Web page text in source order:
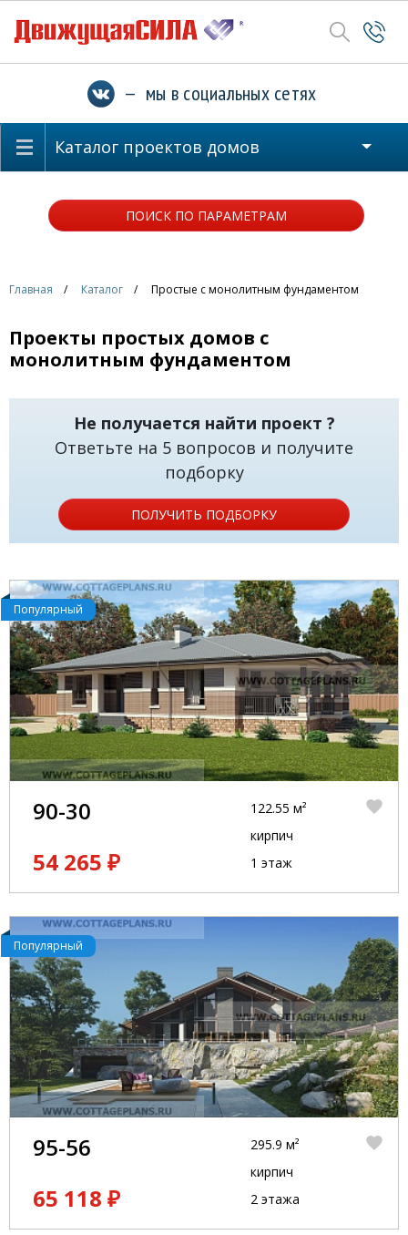
— мы в социальных сетях
Каталог проектов домов
ПОИСК ПО ПАРАМЕТРАМ
Главная Каталог Простые с монолитным фундаментом
Проекты простых домов с
монолитным фундаментом
Не получается найти проект ?
Ответьте на 5 вопросов и получите
подборку
ПОЛУЧИТЬ ПОДБОРКУ
Популярный
90-30
54 265 ₽
122.55 м²
кирпич
1 этаж
Популярный
95-56
65 118 ₽
295.9 м²
кирпич
2 этажа